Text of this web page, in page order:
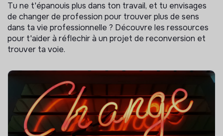
Tu ne t'épanouis plus dans ton travail, et tu envisages
de changer de profession pour trouver plus de sens
dans ta vie professionnelle ? Découvre les ressources
pour t'aider à réflechir à un projet de reconversion et
trouver ta voie.